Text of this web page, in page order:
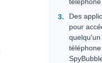
Des
pour